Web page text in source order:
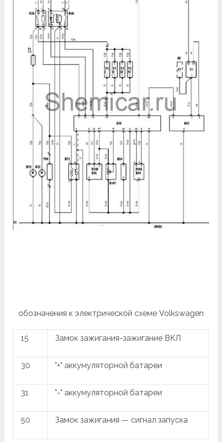
обозначения к электрической схеме Volkswagen
15 Замок зажигания-зажигание ВКЛ
30 "+" аккумуляторной батареи
31 "-" аккумуляторной батареи
50 Замок зажигания — сигнал запуска